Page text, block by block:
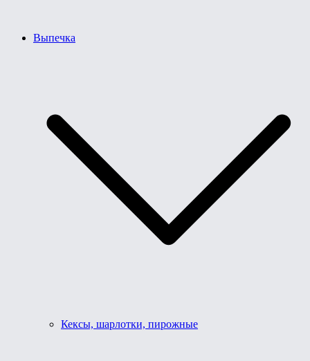
Выпечка
Кексы, шарлотки, пирожные